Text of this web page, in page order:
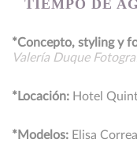
TIEMPO DE
*Concepto, styling y
Valería Duque
*Locación: Hotel
*Modelos: Elisa